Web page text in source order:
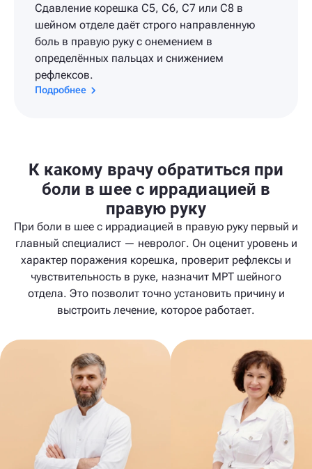
Сдавление корешка C5, C6, C7 или C8 в
шейном отделе даёт строго направленную
боль в правую руку с онемением в
определённых пальцах и снижением
рефлексов.
Подробнее
К какому врачу обратиться при
боли в шее с иррадиацией в
правую руку
При боли в шее с иррадиацией в правую руку первый и
главный специалист — невролог. Он оценит уровень и
характер поражения корешка, проверит рефлексы и
чувствительность в руке, назначит МРТ шейного
отдела. Это позволит точно установить причину и
выстроить лечение, которое работает.